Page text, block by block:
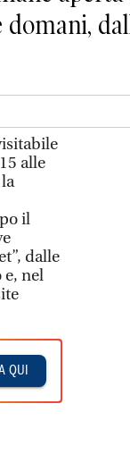
alle
il
dalle
e, nel
QUI